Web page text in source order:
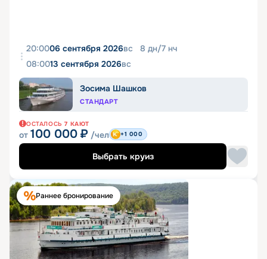
20:0006 сентября 2026вс 8 дн/7 нч
08:0013 сентября 2026вс
Зосима Шашков
СТАНДАРТ
ОСТАЛОСЬ 7 КАЮТ
от 100 000 ₽ /чел +1 000
Выбрать круиз
Раннее бронирование